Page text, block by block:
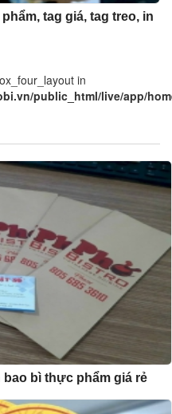
tag giá, tag treo, in
in
public_html/live/app/
bao bì thực phẩm giá rẻ